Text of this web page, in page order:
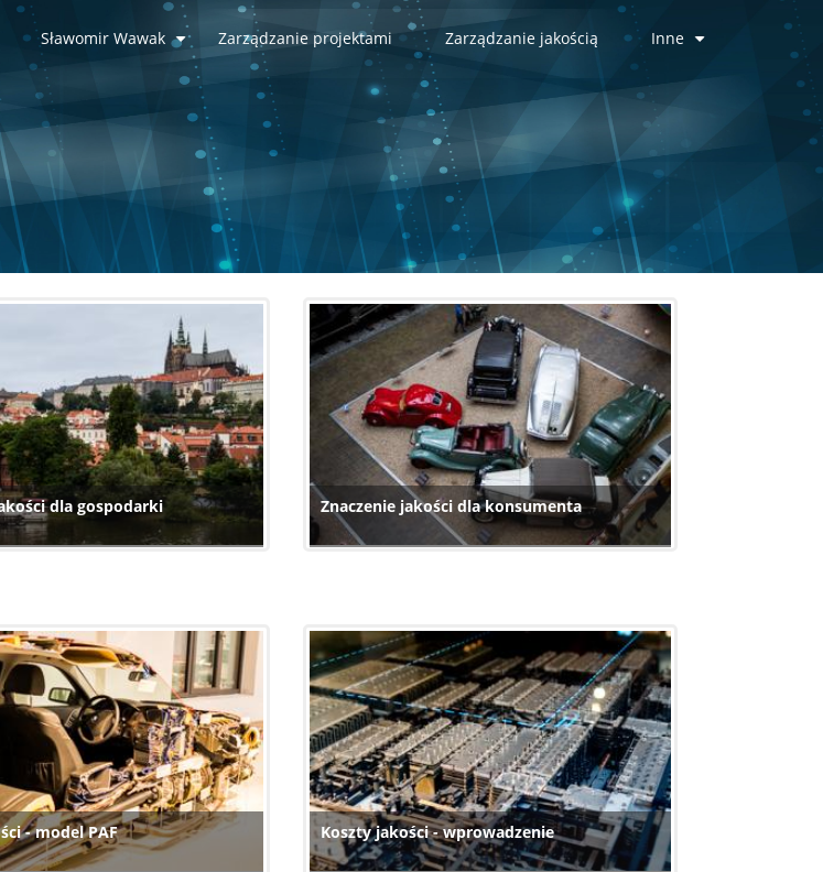
+
Sławomir Wawak Zarządzanie projektami Zarządzanie jakością Inne
dla gospodarki Znaczenie jakości dla konsumenta
- model PAF Koszty jakości - wprowadzenie